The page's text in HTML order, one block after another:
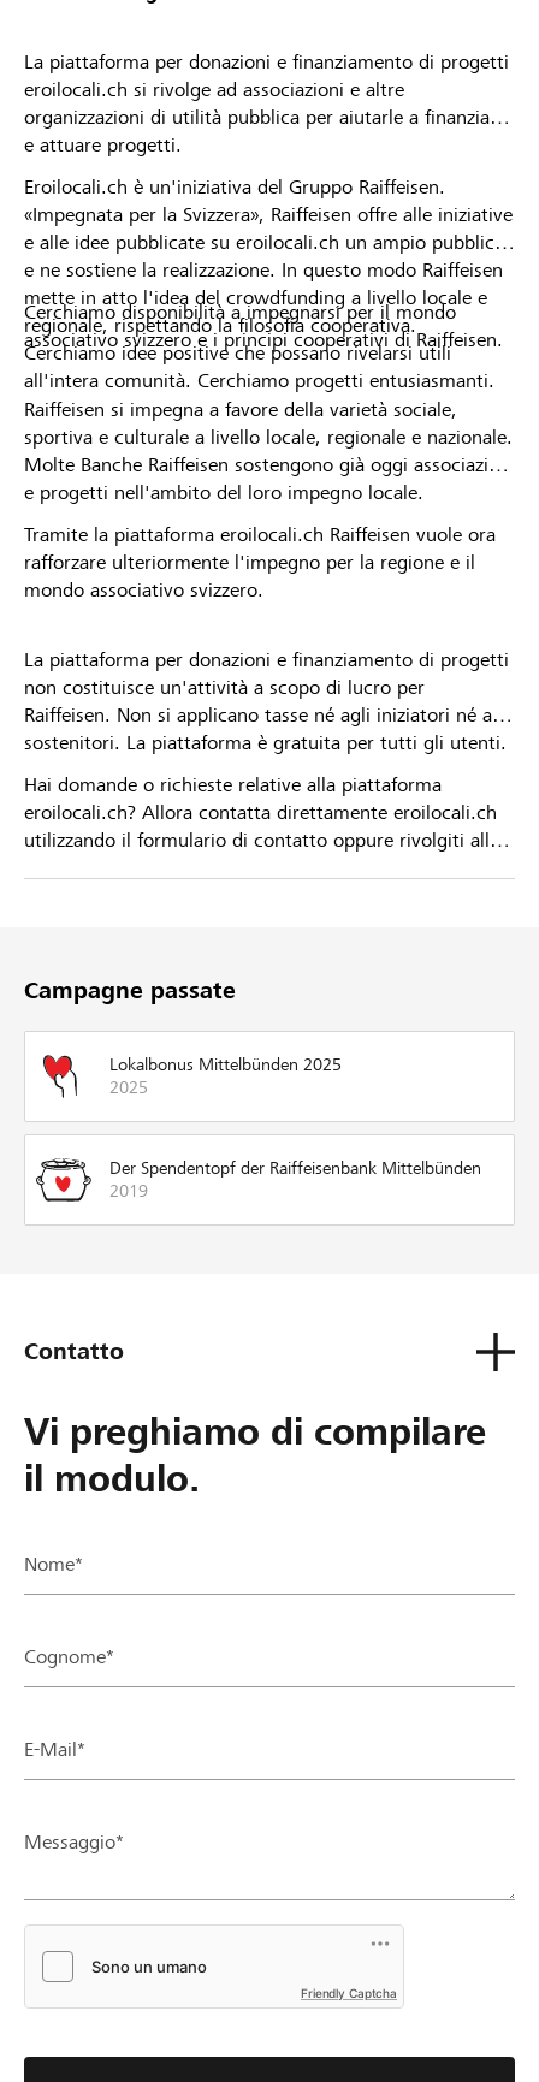
La piattaforma per donazioni e finanziamento di progetti
eroilocali.ch si rivolge ad associazioni e altre
organizzazioni di utilità pubblica per aiutarle a finanziare
e attuare progetti.
Eroilocali.ch è un'iniziativa del Gruppo Raiffeisen.
«Impegnata per la Svizzera», Raiffeisen offre alle iniziative
e alle idee pubblicate su eroilocali.ch un ampio pubblico
e ne sostiene la realizzazione. In questo modo Raiffeisen
mette in atto l'idea del crowdfunding a livello locale e
regionale, rispettando la filosofia cooperativa.
Cerchiamo idee positive che possano rivelarsi utili
all'intera comunità. Cerchiamo progetti entusiasmanti.
Cerchiamo disponibilità a impegnarsi per il mondo
associativo svizzero e i principi cooperativi di Raiffeisen.
Raiffeisen si impegna a favore della varietà sociale,
sportiva e culturale a livello locale, regionale e nazionale.
Molte Banche Raiffeisen sostengono già oggi associazioni
e progetti nell'ambito del loro impegno locale.
Tramite la piattaforma eroilocali.ch Raiffeisen vuole ora
rafforzare ulteriormente l'impegno per la regione e il
mondo associativo svizzero.
La piattaforma per donazioni e finanziamento di progetti
non costituisce un'attività a scopo di lucro per
Raiffeisen. Non si applicano tasse né agli iniziatori né ai
sostenitori. La piattaforma è gratuita per tutti gli utenti.
Hai domande o richieste relative alla piattaforma
eroilocali.ch? Allora contatta direttamente eroilocali.ch
utilizzando il formulario di contatto oppure rivolgiti alla
Campagne passate
Lokalbonus Mittelbünden 2025
2025
Der Spendentopf der Raiffeisenbank Mittelbünden
2019
Contatto
Vi preghiamo di compilare
il modulo.
Nome*
Cognome*
E-Mail*
Messaggio*
Friendly Captcha